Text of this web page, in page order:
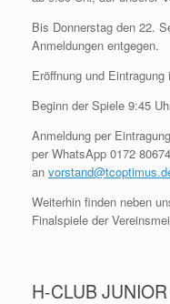
Bis Donnerstag den 22.
Anmeldungen entgegen.
Eröffnung und
Beginn der Spiele 9:45
Anmeldung per
per WhatsApp 0172
an
Weiterhin finden neben
Finalspiele der
H-CLUB